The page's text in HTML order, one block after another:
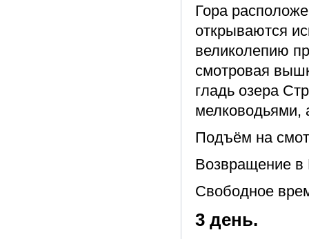
Гора
открываются
великолепию
смотровая
гладь озера
мелководьями,
Подъём на
Возвращение в
Свободное
3 день.